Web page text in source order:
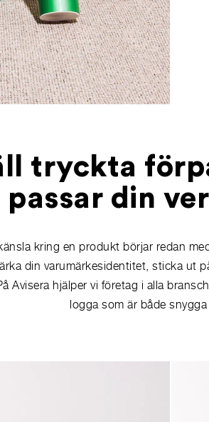
tryckta
passar din
kring en produkt börjar redan
din varumärkesidentitet, sticka ut
Avisera hjälper vi företag i alla
logga som är både